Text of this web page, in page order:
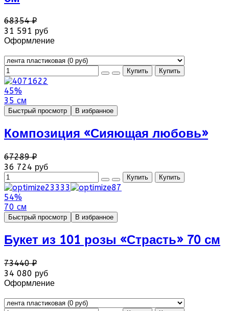
68354 ₽
31 591 руб
Оформление
45%
35 см
Быстрый просмотр В избранное
Композиция «Сияющая любовь»
67289 ₽
36 724 руб
54%
70 см
Быстрый просмотр В избранное
Букет из 101 розы «Страсть» 70 см
73440 ₽
34 080 руб
Оформление